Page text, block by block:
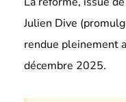
Julien Dive
rendue pleinement
décembre 2025.